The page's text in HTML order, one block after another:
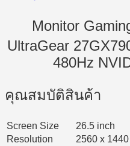
Monitor
UltraGear
480Hz
คุณสมบัติสินค้า
Screen Size
26.5 inch
Resolution
2560 x